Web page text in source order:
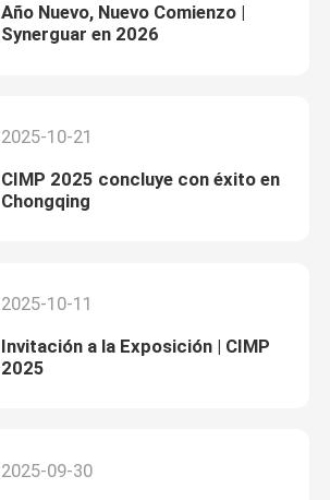
Año Nuevo, Nuevo Comienzo |
Synerguar en 2026
2025-10-21
CIMP 2025 concluye con éxito en
Chongqing
2025-10-11
Invitación a la Exposición | CIMP
2025
2025-09-30